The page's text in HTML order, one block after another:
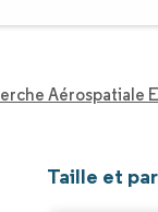
Aérospatiale
Taille et